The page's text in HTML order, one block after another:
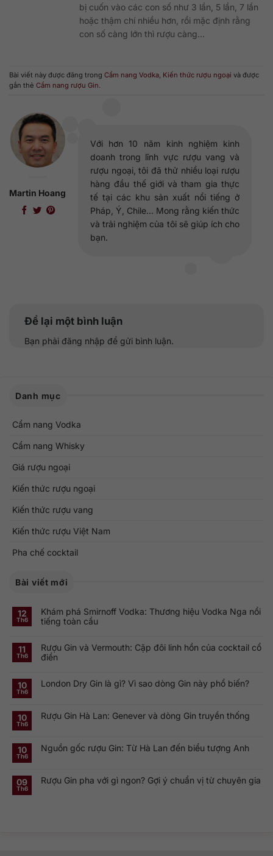
bị cuốn vào các con số như 3 lần, 5 lần, 7 lần
hoặc thậm chí nhiều hơn, rồi mặc định rằng
con số càng lớn thì rượu càng...
Bài viết này được đăng trong Cẩm nang Vodka Kiến thức rượu ngoại và được
gắn thẻ Cẩm nang rượu Gin.
Martin Hoang
Với hơn 10 năm kinh nghiệm kinh
doanh trong lĩnh vực rượu vang và
rượu ngoại, tôi đã thử nhiều loại rượu
hàng đầu thế giới và tham gia thực
tế tại các khu sản xuất nổi tiếng ở
Pháp, Ý, Chile... Mong rằng kiến thức
và trải nghiệm của tôi sẽ giúp ích cho
bạn.
Để lại một bình luận
Bạn phải đăng nhập để gửi bình luận.
Danh mục
Cẩm nang Vodka
Cẩm nang Whisky
Giá rượu ngoại
Kiến thức rượu ngoại
Kiến thức rượu vang
Kiến thức rượu Việt Nam
Pha chế cocktail
Bài viết mới
12
Th6
Khám phá Smirnoff Vodka: Thương hiệu Vodka Nga nổi
tiếng toàn cầu
bình
luận
ở
Vodka:
Nga
nổi
11
Th6
Rượu Gin và Vermouth: Cặp đôi linh hồn của cocktail cổ
điển
bình
luận
và
Vermouth:
hồn
của
10
Th6
London Dry Gin là gì? Vì sao dòng Gin này phổ biến?
luận
ở
là
Gin
10
Th6
Rượu Gin Hà Lan: Genever và dòng Gin truyền thống
luận
ở
Lan:
Genever
10
Th6
Nguồn gốc rượu Gin: Từ Hà Lan đến biểu tượng Anh
luận
ở
09
Th6
Rượu Gin pha với gì ngon? Gợi ý chuẩn vị từ chuyên gia